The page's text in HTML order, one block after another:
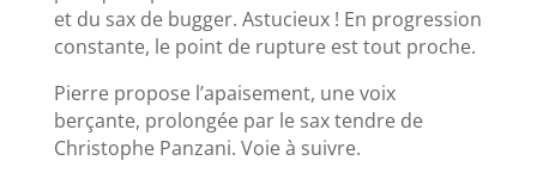
et du sax de bugger. Astucieux ! En progression
constante, le point de rupture est tout proche.
Pierre propose l’apaisement, une voix
berçante, prolongée par le sax tendre de
Christophe Panzani. Voie à suivre.